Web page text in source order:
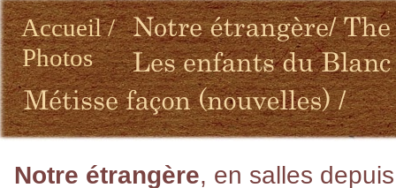
Photos
Accueil/
Notre étrangère, en salles